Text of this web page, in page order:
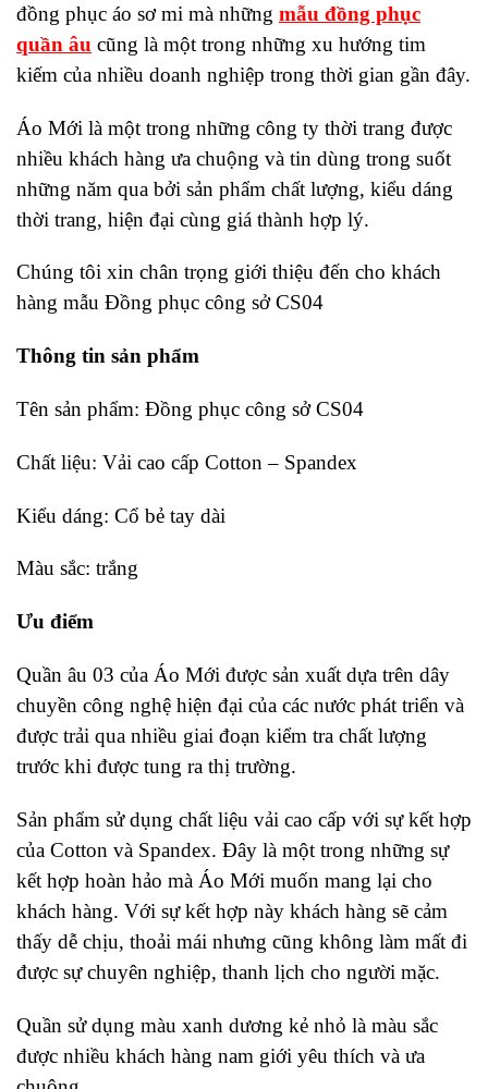
đồng phục áo sơ mi mà những mẫu đồng phục
quần âu cũng là một trong những xu hướng tim
kiếm của nhiều doanh nghiệp trong thời gian gần đây.
Áo Mới là một trong những công ty thời trang được
nhiều khách hàng ưa chuộng và tin dùng trong suốt
những năm qua bởi sản phẩm chất lượng, kiểu dáng
thời trang, hiện đại cùng giá thành hợp lý.
Chúng tôi xin chân trọng giới thiệu đến cho khách
hàng mẫu Đồng phục công sở CS04
Thông tin sản phẩm
Tên sản phẩm: Đồng phục công sở CS04
Chất liệu: Vải cao cấp Cotton – Spandex
Kiểu dáng: Cổ bẻ tay dài
Màu sắc: trắng
Ưu điểm
Quần âu 03 của Áo Mới được sản xuất dựa trên dây
chuyền công nghệ hiện đại của các nước phát triển và
được trải qua nhiều giai đoạn kiểm tra chất lượng
trước khi được tung ra thị trường.
Sản phẩm sử dụng chất liệu vải cao cấp với sự kết hợp
của Cotton và Spandex. Đây là một trong những sự
kết hợp hoàn hảo mà Áo Mới muốn mang lại cho
khách hàng. Với sự kết hợp này khách hàng sẽ cảm
thấy dễ chịu, thoải mái nhưng cũng không làm mất đi
được sự chuyên nghiệp, thanh lịch cho người mặc.
Quần sử dụng màu xanh dương kẻ nhỏ là màu sắc
được nhiều khách hàng nam giới yêu thích và ưa